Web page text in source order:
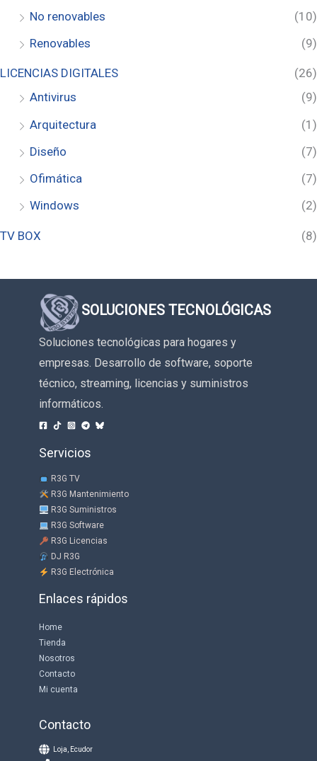
No renovables
(10)
Renovables
(9)
LICENCIAS DIGITALES
(26)
Antivirus
(9)
Arquitectura
(1)
Diseño
(7)
Ofimática
(7)
Windows
(2)
TV BOX (8)
SOLUCIONES TECNOLÓGICAS
Soluciones tecnológicas para hogares y
empresas. Desarrollo de software, soporte
técnico, streaming, licencias y suministros
informáticos.
Servicios
R3G TV
R3G Mantenimiento
R3G Suministros
R3G Software
R3G Licencias
DJ R3G
R3G Electrónica
Enlaces rápidos
Home
Tienda
Nosotros
Contacto
Mi cuenta
Contacto
Loja, Ecudor